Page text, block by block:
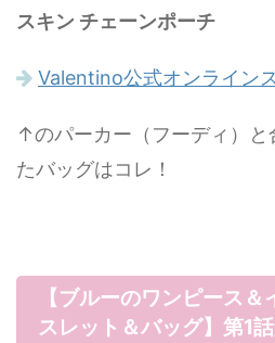
スキン チェーンポーチ
Valentino公式オンライン
↑のパーカー（フーディ）と
たバッグはコレ！
【ブルーのワンピース
スレット＆バッグ】第1